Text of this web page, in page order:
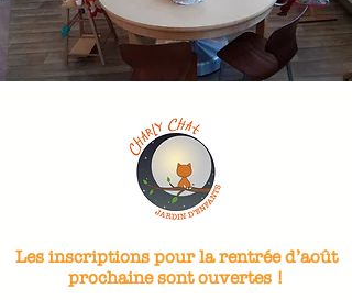
Les inscriptions pour la rentrée d’août
prochaine sont ouvertes !